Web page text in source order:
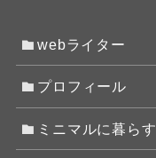
webライター
プロフィール
ミニマルに暮らす